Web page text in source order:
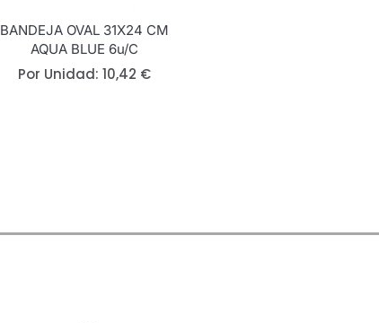
BANDEJA OVAL 31X24 CM
AQUA BLUE 6u/c
Por Unidad: 10,42 €